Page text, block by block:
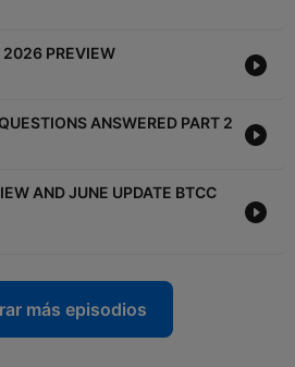
2026 PREVIEW
ANSWERED PART 2
AND JUNE UPDATE BTCC
más episodios